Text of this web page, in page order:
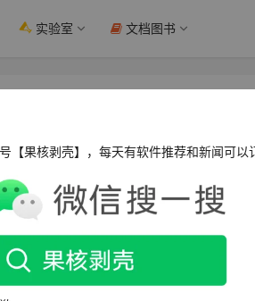
实验室 文档图书
”来找到它，或者，你也可以按下
车键。
【果核剥壳】，每天有软件推荐和新闻可以